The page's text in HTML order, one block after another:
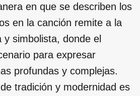
en que se describen los
en la canción remite a la
simbolista, donde el
para expresar
profundas y complejas.
tradición y modernidad es